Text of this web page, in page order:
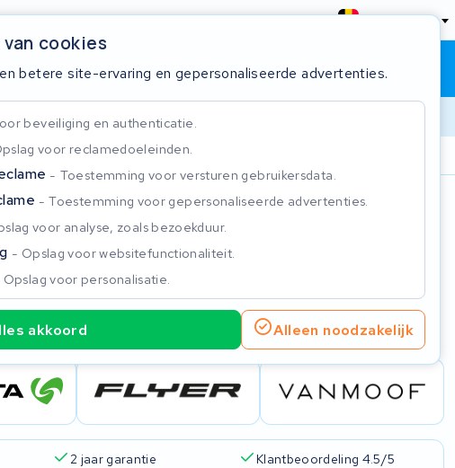
België
Winkelwagen Inloggen
garantie
cookies
betere site-ervaring en gepersonaliseerde advertenties.
beveiliging en authenticatie.
voor reclamedoeleinden.
Toestemming voor versturen gebruikersdata.
Toestemming voor gepersonaliseerde advertenties.
voor analyse, zoals bezoekduur.
Opslag voor websitefunctionaliteit.
Opslag voor personalisatie.
akkoord Alleen noodzakelijk
2 jaar garantie Klantbeoordeling 4.5/5
Sluiten